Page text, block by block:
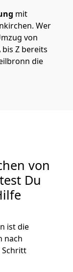
mit
Wer
von
Z bereits
die
von
Du
ist die
nach
Schritt